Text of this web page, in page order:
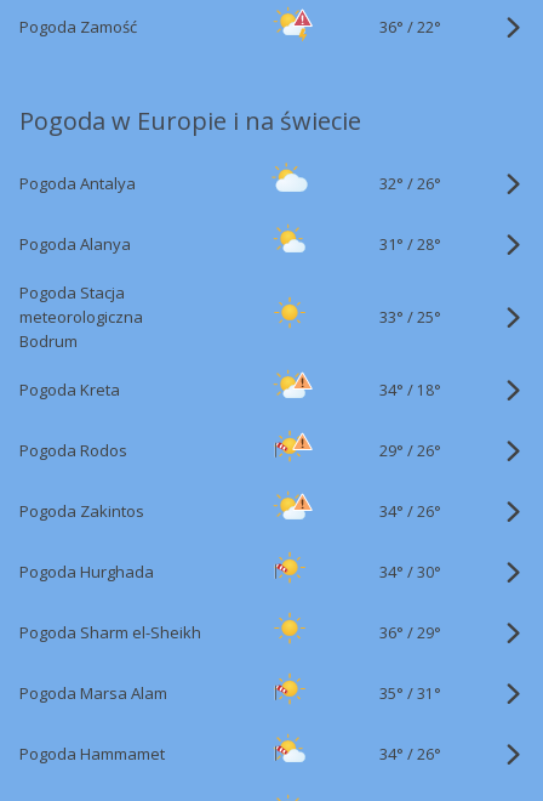
Pogoda Zamość 36° /22°
Pogoda w Europie i na świecie
Pogoda Antalya 32° /26°
Pogoda Alanya 31° /28°
Pogoda Stacja
meteorologiczna
Bodrum
33° /25°
Pogoda Kreta 34° / 18°
Pogoda Rodos 29° /26°
Pogoda Zakintos 34° /26°
Pogoda Hurghada 34° /30°
Pogoda Sharm el-Sheikh 36° /29°
Pogoda Marsa Alam 35° /31°
Pogoda Hammamet 34° /26°